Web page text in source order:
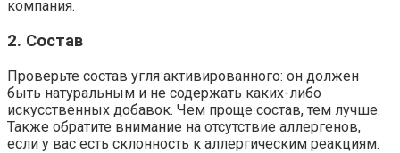
компания.
2. Состав
Проверьте состав угля активированного: он должен
быть натуральным и не содержать каких-либо
искусственных добавок. Чем проще состав, тем лучше.
Также обратите внимание на отсутствие аллергенов,
если у вас есть склонность к аллергическим реакциям.